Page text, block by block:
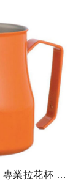
【停產】MOTTA 專業拉花杯 奶泡杯 350ml 橘